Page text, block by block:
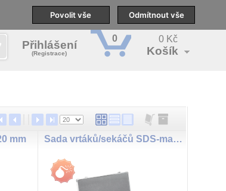
Technická podpora CS
Přihlášení
(Registrace)
0 0 Kč
Košík
mm Sada vrtáků/sekáčů SDS-max SP, 7dílná
Povolit vše Odmítnout vše